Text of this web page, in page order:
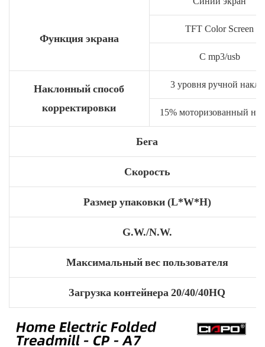
Функция экрана
TFT Color Screen
С mp3/usb
Наклонный способ
корректировки
3 уровня ручной
15% моторизованный
Бега
Скорость
Размер упаковки (L*W*H)
G.W./N.W.
Максимальный вес пользователя
Загрузка контейнера 20/40/40HQ